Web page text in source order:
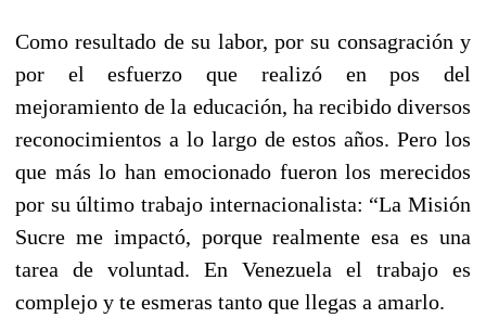
Como resultado de su labor, por su consagración y
por el esfuerzo que realizó en pos del
mejoramiento de la educación, ha recibido diversos
reconocimientos a lo largo de estos años. Pero los
que más lo han emocionado fueron los merecidos
por su último trabajo internacionalista: “La Misión
Sucre me impactó, porque realmente esa es una
tarea de voluntad. En Venezuela el trabajo es
complejo y te esmeras tanto que llegas a amarlo.